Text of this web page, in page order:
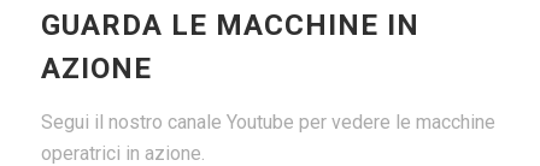
GUARDA LE MACCHINE IN
AZIONE
Segui il nostro canale Youtube per vedere le macchine
operatrici in azione.